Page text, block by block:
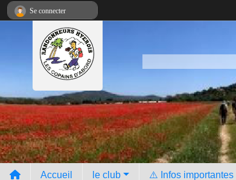
Accueil le club ⚠️ Infos importantes
Se connecter
Panneau de gestion des cookies